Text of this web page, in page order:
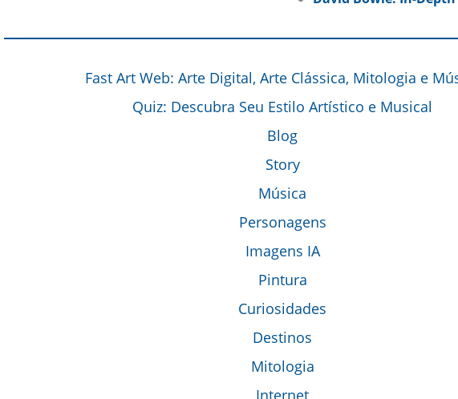
Fast Art Web: Arte Digital, Arte Clássica, Mitologia e
Quiz: Descubra Seu Estilo Artístico e Musical
Blog
Story
Música
Personagens
Imagens IA
Pintura
Curiosidades
Destinos
Mitologia
Internet